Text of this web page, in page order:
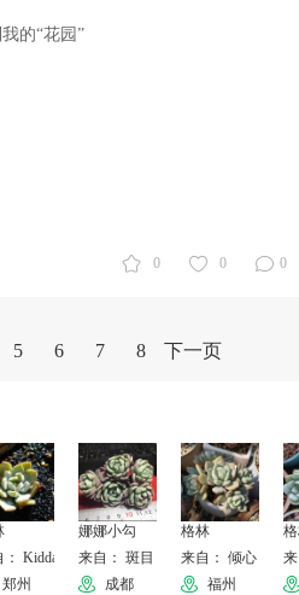
的“花园”
0 0 0
5 6 7 8 下一页
： KiddaHoo
郑州
娜娜小勾
来自： 斑目
成都
格林
来自： 倾心
福州